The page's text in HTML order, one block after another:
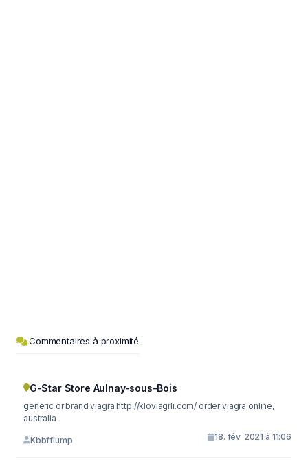
Commentaires à proximité
G-Star Store Aulnay-sous-Bois
generic or brand viagra http://kloviagrli.com/ order viagra online,
australia
Kbbfflump 18. fév. 2021 à 11:06